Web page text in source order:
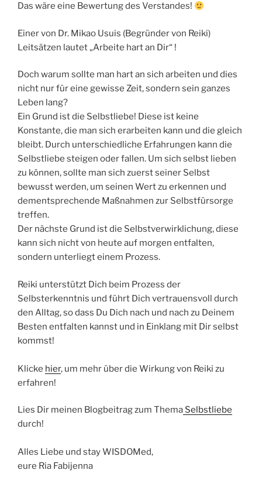
Das wäre eine Bewertung des Verstandes!
Einer von Dr. Mikao Usuis (Begründer von Reiki)
Leitsätzen lautet „Arbeite hart an Dir“ !
Doch warum sollte man hart an sich arbeiten und dies
nicht nur für eine gewisse Zeit, sondern sein ganzes
Leben lang?
Ein Grund ist die Selbstliebe! Diese ist keine
Konstante, die man sich erarbeiten kann und die gleich
bleibt. Durch unterschiedliche Erfahrungen kann die
Selbstliebe steigen oder fallen. Um sich selbst lieben
zu können, sollte man sich zuerst seiner Selbst
bewusst werden, um seinen Wert zu erkennen und
dementsprechende Maßnahmen zur Selbstfürsorge
treffen.
Der nächste Grund ist die Selbstverwirklichung, diese
kann sich nicht von heute auf morgen entfalten,
sondern unterliegt einem Prozess.
Reiki unterstützt Dich beim Prozess der
Selbsterkenntnis und führt Dich vertrauensvoll durch
den Alltag, so dass Du Dich nach und nach zu Deinem
Besten entfalten kannst und in Einklang mit Dir selbst
kommst!
Klicke hier, um mehr über die Wirkung von Reiki zu
erfahren!
Lies Dir meinen Blogbeitrag zum Thema Selbstliebe
durch!
Alles Liebe und stay WISDOMed,
eure Ria Fabijenna